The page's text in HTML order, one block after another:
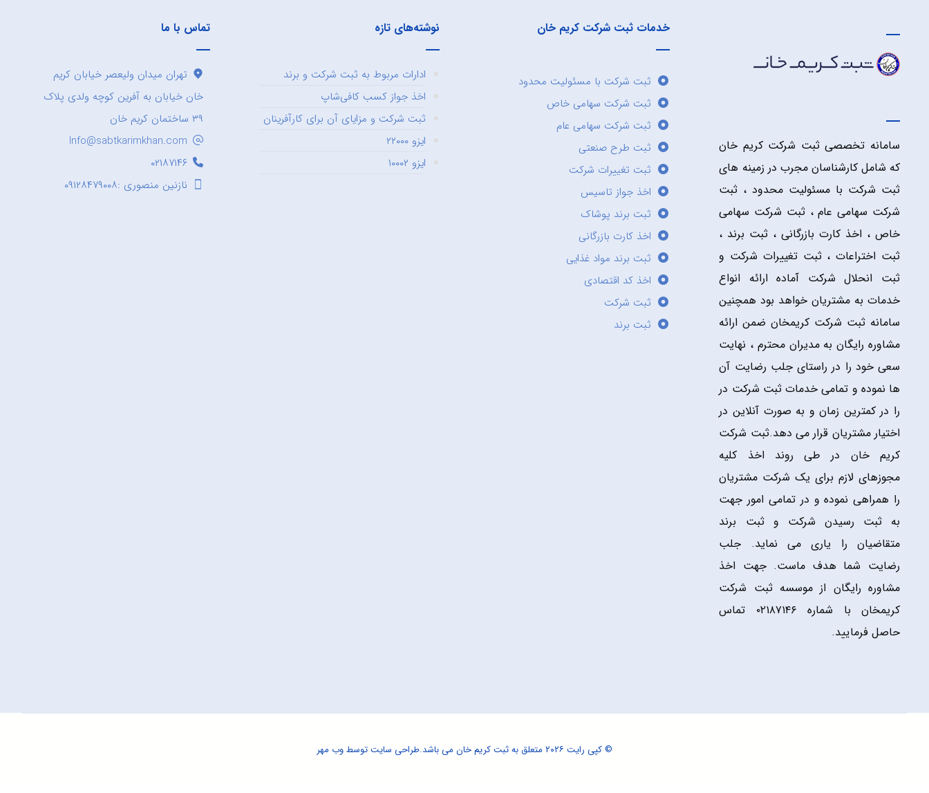
سامانه تخصصی ثبت شرکت کریم خان
که شامل کارشناسان مجرب در زمینه های
ثبت شرکت با مسئولیت محدود ، ثبت
شرکت سهامی عام ، ثبت شرکت سهامی
خاص ، اخذ کارت بازرگانی ، ثبت برند ،
ثبت اختراعات ، ثبت تغییرات شرکت و
ثبت انحلال شرکت آماده ارائه انواع
خدمات به مشتریان خواهد بود همچنین
سامانه ثبت شرکت کریمخان ضمن ارائه
مشاوره رایگان به مدیران محترم ، نهایت
سعی خود را در راستای جلب رضایت آن
ها نموده و تمامی خدمات ثبت شرکت در
را در کمترین زمان و به صورت آنلاین در
اختیار مشتریان قرار می دهد.ثبت شرکت
کریم خان در طی روند اخذ کلیه
مجوزهای لازم برای یک شرکت مشتریان
را همراهی نموده و در تمامی امور جهت
به ثبت رسیدن شرکت و ثبت برند
متقاضیان را یاری می نماید. جلب
رضایت شما هدف ماست. جهت اخذ
مشاوره رایگان از موسسه ثبت شرکت
کریمخان با شماره ۰۲۱۸۷۱۴۶ تماس
حاصل فرمایید.
خدمات ثبت شرکت کریم خان
ثبت شرکت با مسئولیت محدود
ثبت شرکت سهامی خاص
ثبت شرکت سهامی عام
ثبت طرح صنعتی
ثبت تغییرات شرکت
اخذ جواز تاسیس
ثبت برند پوشاک
اخذ کارت بازرگانی
ثبت برند مواد غذایی
اخذ کد اقتصادی
ثبت شرکت
ثبت برند
نوشته‌های تازه
ادارات مربوط به ثبت شرکت و برند
اخذ جواز کسب کافی‌شاپ
ثبت شرکت و مزایای آن برای کارآفرینان
ایزو ۲۲۰۰۰
ایزو ۱۰۰۰۲
تماس با ما
تهران میدان ولیعصر خیابان کریم
خان خیابان به آفرین کوچه ولدی پلاک
۳۹ ساختمان کریم خان
Info@sabtkarimkhan.com
۰۲۱۸۷۱۴۶
نازنین منصوری :۰۹۱۲۸۴۷۹۰۰۸
© کپی رایت ۲۰۲۶ متعلق به ثبت کریم خان می باشد. طراحی سایتتوسط وب مهر